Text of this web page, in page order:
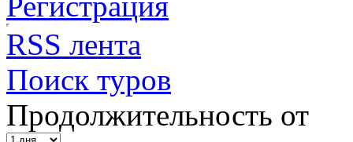
RSS лента
Поиск туров
Продолжительность от